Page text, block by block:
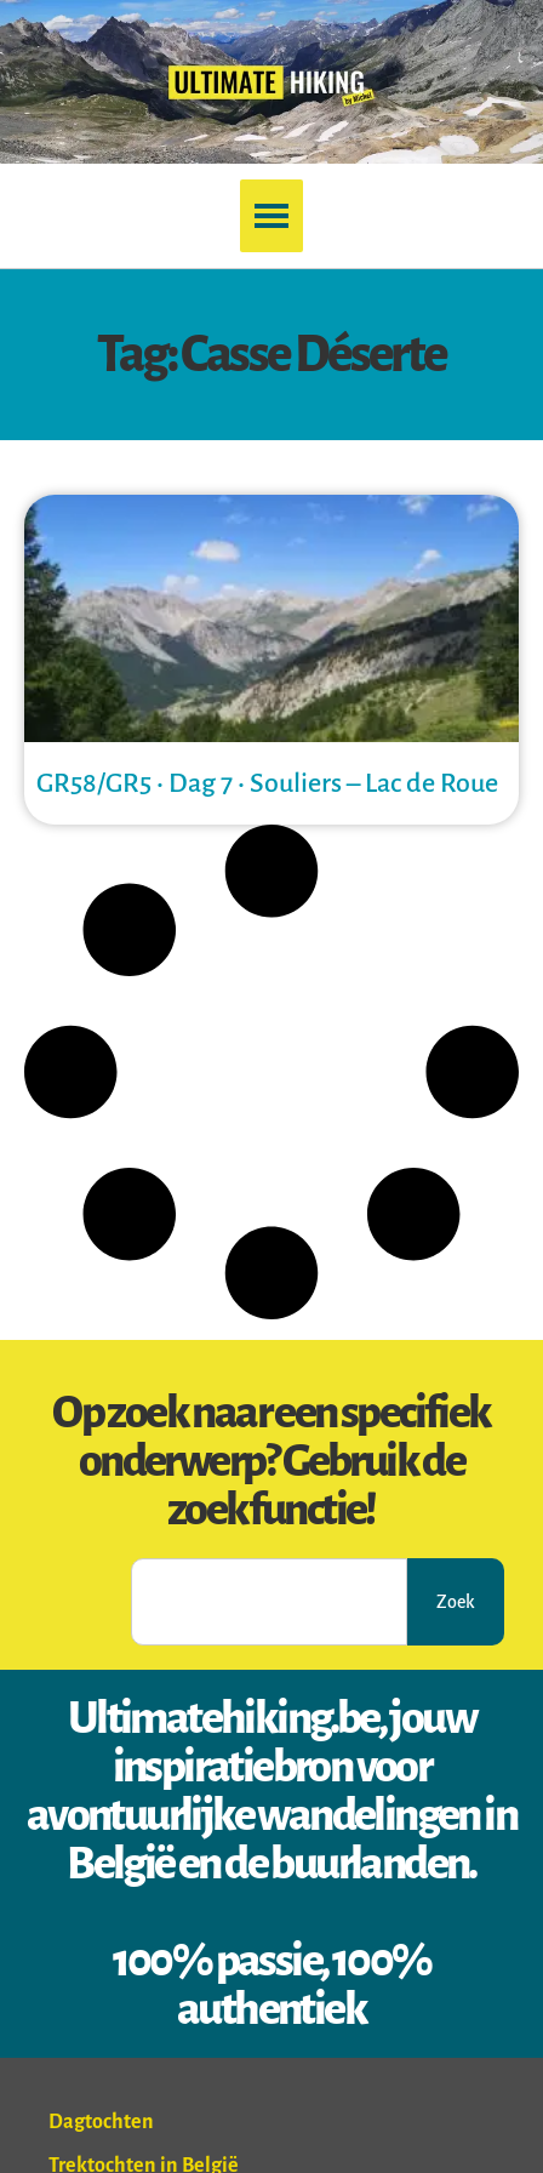
Tag: Casse Déserte
GR58/GR5 • Dag 7 • Souliers – Lac de Roue
Op zoek naar een specifiek
onderwerp? Gebruik de
zoekfunctie!
Zoek
Ultimatehiking.be, jouw
inspiratiebron voor
avontuurlijke wandelingen in
België en de buurlanden.
100% passie, 100%
authentiek
Dagtochten
Trektochten in België